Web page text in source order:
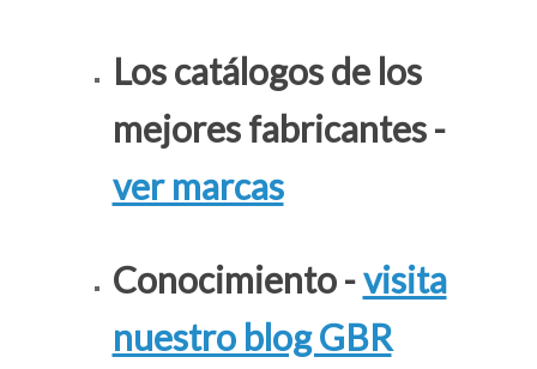
Los catálogos de los
mejores fabricantes -
ver marcas
Conocimiento -visita
nuestro blog GBR